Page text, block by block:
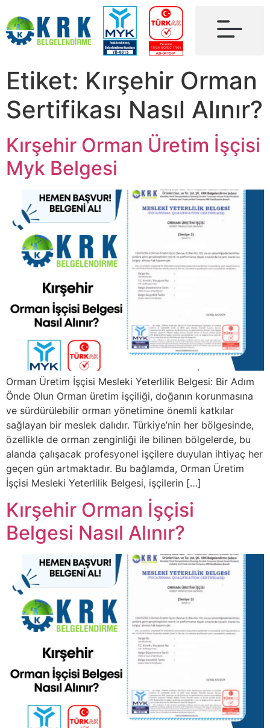
Etiket: Kırşehir Orman
Sertifikası Nasıl Alınır?
Kırşehir Orman Üretim İşçisi
Myk Belgesi
Orman Üretim İşçisi Mesleki Yeterlilik Belgesi: Bir Adım
Önde Olun Orman üretim işçiliği, doğanın korunmasına
ve sürdürülebilir orman yönetimine önemli katkılar
sağlayan bir meslek dalıdır. Türkiye’nin her bölgesinde,
özellikle de orman zenginliği ile bilinen bölgelerde, bu
alanda çalışacak profesyonel işçilere duyulan ihtiyaç her
geçen gün artmaktadır. Bu bağlamda, Orman Üretim
İşçisi Mesleki Yeterlilik Belgesi, işçilerin […]
Kırşehir Orman İşçisi
Belgesi Nasıl Alınır?